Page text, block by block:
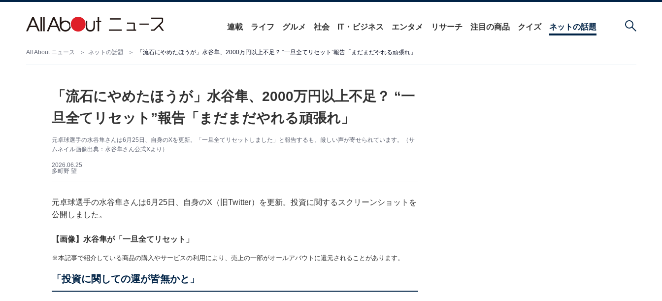
連載 ライフ グルメ 社会 IT・ビジネス エンタメ リサーチ 注目の商品 クイズ ネットの話題
All About ニュース ネットの話題 「流石にやめたほうが」水谷隼、2000万円以上不足？ “一旦全てリセット”報告「まだまだやれる頑張れ」
「流石にやめたほうが」水谷隼、2000万円以上不足？ “一
旦全てリセット”報告「まだまだやれる頑張れ」
元卓球選手の水谷隼さんは6月25日、自身のXを更新。「一旦全てリセットしました」と報告するも、厳しい声が寄せられています。（サ
ムネイル画像出典：水谷隼さん公式Xより）
2026.06.25
多町野 望
元卓球選手の水谷隼さんは6月25日、自身のX（旧Twitter）を更新。投資に関するスクリーンショットを
公開しました。
【画像】水谷隼が「一旦全てリセット」
※本記事で紹介している商品の購入やサービスの利用により、売上の一部がオールアバウトに還元されることがあります。
「投資に関しての運が皆無かと」